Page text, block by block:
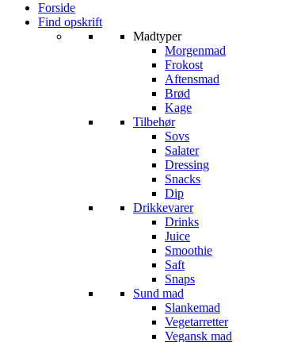
Forside
Find opskrift
Madtyper
Morgenmad
Frokost
Aftensmad
Brød
Kage
Tilbehør
Sovs
Salater
Dressing
Snacks
Dip
Drikkevarer
Drinks
Juice
Smoothie
Saft
Snaps
Sund mad
Slankemad
Vegetarretter
Vegansk mad